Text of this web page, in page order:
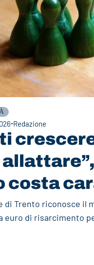
Redazione
costa
di Trento riconosce il
euro di risarcimento